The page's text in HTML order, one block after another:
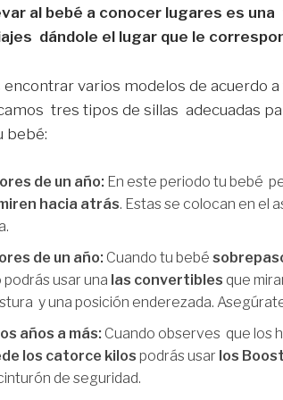
al bebé a conocer lugares es
dándole el lugar que le
encontrar varios modelos de acuerdo
tres tipos de sillas adecuadas
bebé:
de un año: En este periodo tu bebé
hacia atrás. Estas se colocan en el
de un año: Cuando tu bebé
podrás usar una las convertibles que
y una posición enderezada.
años a más: Cuando observes que los
los catorce kilos podrás usar los
de seguridad.